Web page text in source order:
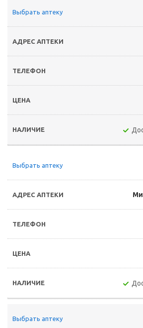
Выбрать аптеку
Выбрать аптеку
Выбрать аптеку